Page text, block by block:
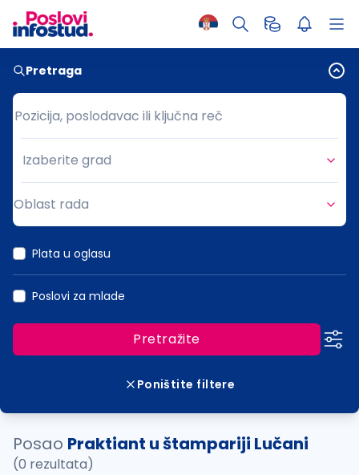
Pretraga
Pozicija, poslodavac ili ključna reč
Pozicija, poslodavac ili ključna reč
Grad
Izaberite grad
Oblast rada
Plata u oglasu
Poslovi za mlade
Pretražite
Poništite filtere
Posao Praktiant u štampariji Lučani
(0 rezultata)